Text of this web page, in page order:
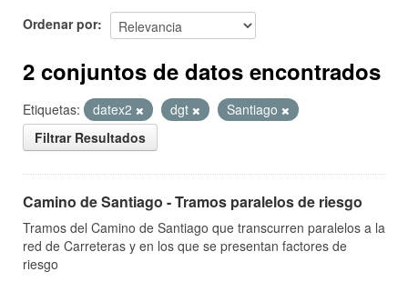
Ordenar por
2 conjuntos de datos encontrados
Etiquetas: datex2 dgt
Santiago
Filtrar Resultados
Camino de Santiago - Tramos paralelos de riesgo
Tramos del Camino de Santiago que transcurren paralelos a la
red de Carreteras y en los que se presentan factores de
riesgo